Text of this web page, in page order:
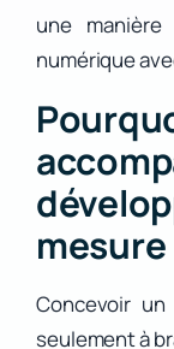
une
numérique
mesure
Concevoir
seulement à